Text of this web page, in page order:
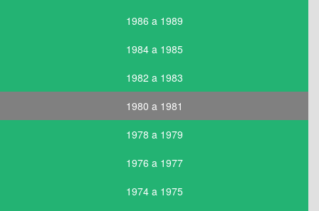
1986 a 1989
1984 a 1985
1982 a 1983
1980 a 1981
1978 a 1979
1976 a 1977
1974 a 1975